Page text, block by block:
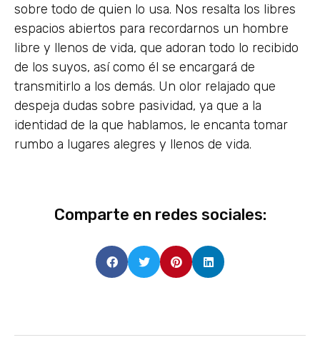
sobre todo de quien lo usa. Nos resalta los libres
espacios abiertos para recordarnos un hombre
libre y llenos de vida, que adoran todo lo recibido
de los suyos, así como él se encargará de
transmitirlo a los demás. Un olor relajado que
despeja dudas sobre pasividad, ya que a la
identidad de la que hablamos, le encanta tomar
rumbo a lugares alegres y llenos de vida.
Comparte en redes sociales: